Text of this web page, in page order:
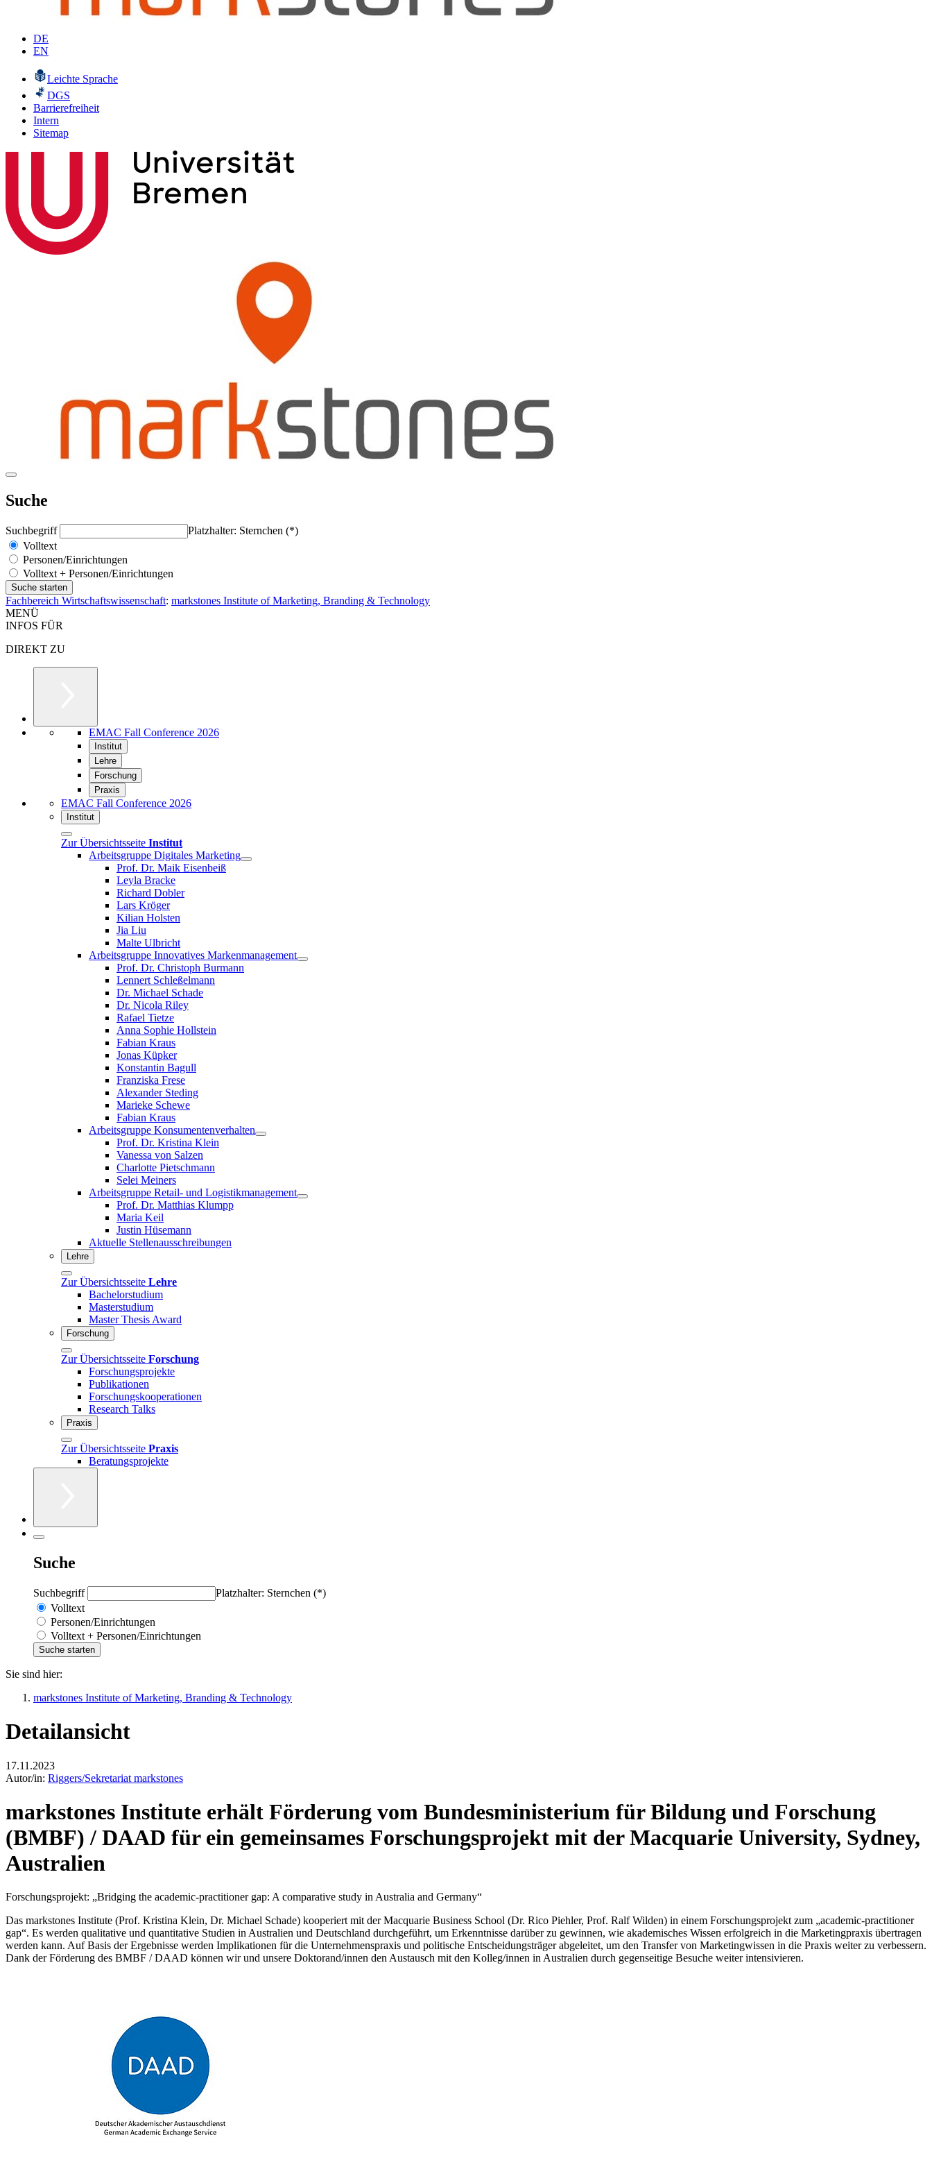
DE
EN
Leichte Sprache
DGS
Barrierefreiheit
Intern
Sitemap
Suche
Suchbegriff
Platzhalter: Sternchen (*)
Volltext
Personen/Einrichtungen
Volltext + Personen/Einrichtungen
Fachbereich Wirtschaftswissenschaft: markstones Institute of Marketing, Branding & Technology
MENÜ
INFOS FÜR
DIREKT ZU
EMAC Fall Conference 2026
Institut
Lehre
Forschung
Praxis
EMAC Fall Conference 2026
Institut
Zur Übersichtsseite Institut
Arbeitsgruppe Digitales Marketing
Prof. Dr. Maik Eisenbeiß
Leyla Bracke
Richard Dobler
Lars Kröger
Kilian Holsten
Jia Liu
Malte Ulbricht
Arbeitsgruppe Innovatives Markenmanagement
Prof. Dr. Christoph Burmann
Lennert Schleßelmann
Dr. Michael Schade
Dr. Nicola Riley
Rafael Tietze
Anna Sophie Hollstein
Fabian Kraus
Jonas Küpker
Konstantin Bagull
Franziska Frese
Alexander Steding
Marieke Schewe
Fabian Kraus
Arbeitsgruppe Konsumentenverhalten
Prof. Dr. Kristina Klein
Vanessa von Salzen
Charlotte Pietschmann
Selei Meiners
Arbeitsgruppe Retail- und Logistikmanagement
Prof. Dr. Matthias Klumpp
Maria Keil
Justin Hüsemann
Aktuelle Stellenausschreibungen
Lehre
Zur Übersichtsseite Lehre
Bachelorstudium
Masterstudium
Master Thesis Award
Forschung
Zur Übersichtsseite Forschung
Forschungsprojekte
Publikationen
Forschungskooperationen
Research Talks
Praxis
Zur Übersichtsseite Praxis
Beratungsprojekte
Suche
Suchbegriff
Platzhalter: Sternchen (*)
Volltext
Personen/Einrichtungen
Volltext + Personen/Einrichtungen
Sie sind hier:
markstones Institute of Marketing, Branding & Technology
Detailansicht
17.11.2023
Autor/in: Riggers/Sekretariat markstones
markstones Institute erhält Förderung vom Bundesministerium für Bildung und Forschung
(BMBF) / DAAD für ein gemeinsames Forschungsprojekt mit der Macquarie University, Sydney,
Australien
Forschungsprojekt: „Bridging the academic-practitioner gap: A comparative study in Australia and Germany“
Das markstones Institute (Prof. Kristina Klein, Dr. Michael Schade) kooperiert mit der Macquarie Business School (Dr. Rico Piehler, Prof. Ralf Wilden) in einem Forschungsprojekt zum „academic-practitioner
gap“. Es werden qualitative und quantitative Studien in Australien und Deutschland durchgeführt, um Erkenntnisse darüber zu gewinnen, wie akademisches Wissen erfolgreich in die Marketingpraxis übertragen
werden kann. Auf Basis der Ergebnisse werden Implikationen für die Unternehmenspraxis und politische Entscheidungsträger abgeleitet, um den Transfer von Marketingwissen in die Praxis weiter zu verbessern.
Dank der Förderung des BMBF / DAAD können wir und unsere Doktorand/innen den Austausch mit den Kolleg/innen in Australien durch gegenseitige Besuche weiter intensivieren.